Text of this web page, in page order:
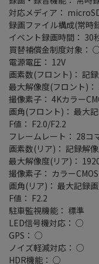
対応メディア：
録画ファイル構成(常時
イベント録画時間： 30
買替補償金制度対象：
電源電圧： 12V
画素数(フロント)： 記
最大解像度(フロント)
撮像素子： 4Kカラー
画角(フロント)： 最大
F値： F2.0/F2.2
フレームレート： 28コ
画素数(リア)： 記録解
最大解像度(リア)：
撮像素子： カラー
画角(リア)： 最大記録
F値： F2.2
駐車監視機能： 標準
LED信号機対応： ○
GPS： ○
ノイズ軽減対応： ○
HDR機能： ○